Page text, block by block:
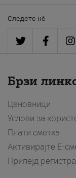
Следете нè
Брзи
Ценовници
Услови за
Плати сметка
Активирајте Е-
Припејд